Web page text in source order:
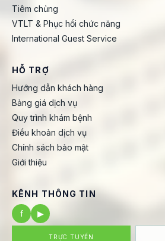
Tiêm chủng
VTLT & Phục hồi chức năng
International Guest Service
HỖ TRỢ
Hướng dẫn khách hàng
Bảng giá dịch vụ
Quy trình khám bệnh
Điều khoản dịch vụ
Chính sách bảo mật
Giới thiệu
KÊNH THÔNG TIN
f
▶
TRỰC TUYẾN